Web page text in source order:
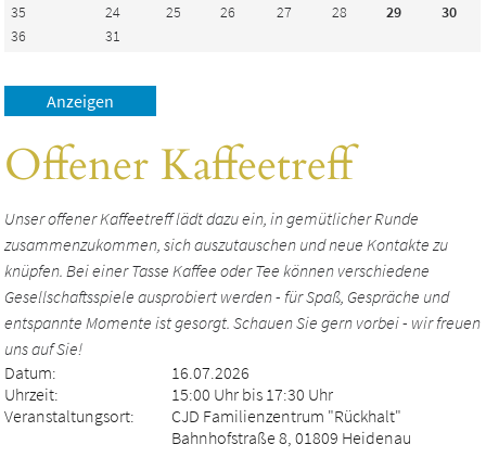
35
24 25 26 27 28 29
30
36
31
Offener Kaffeetreff
Unser offener Kaffeetreff lädt dazu ein, in gemütlicher Runde
zusammenzukommen, sich auszutauschen und neue Kontakte zu
knüpfen. Bei einer Tasse Kaffee oder Tee können verschiedene
Gesellschaftsspiele ausprobiert werden - für Spaß, Gespräche und
entspannte Momente ist gesorgt. Schauen Sie gern vorbei - wir freuen
uns auf Sie!
Datum:
16.07.2026
Uhrzeit:
15:00 Uhr bis 17:30 Uhr
Veranstaltungsort:
CJD Familienzentrum "Rückhalt"
Bahnhofstraße 8, 01809 Heidenau